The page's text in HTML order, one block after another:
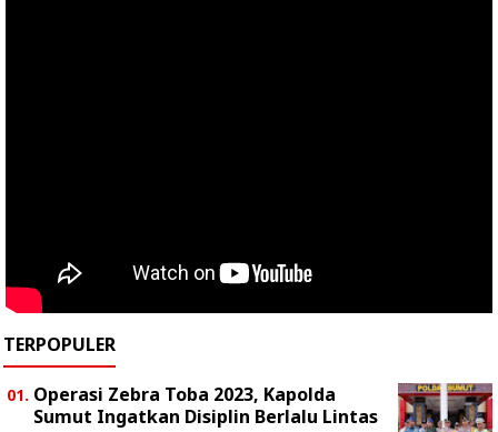
TERPOPULER
Operasi Zebra Toba 2023, Kapolda
Sumut Ingatkan Disiplin Berlalu Lintas